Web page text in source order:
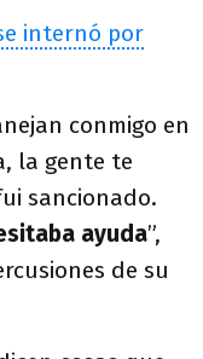
internó por
conmigo en
la gente te
sancionado.
ayuda”,
de su